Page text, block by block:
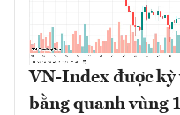
VN-Index được kỳ
bằng quanh vùng